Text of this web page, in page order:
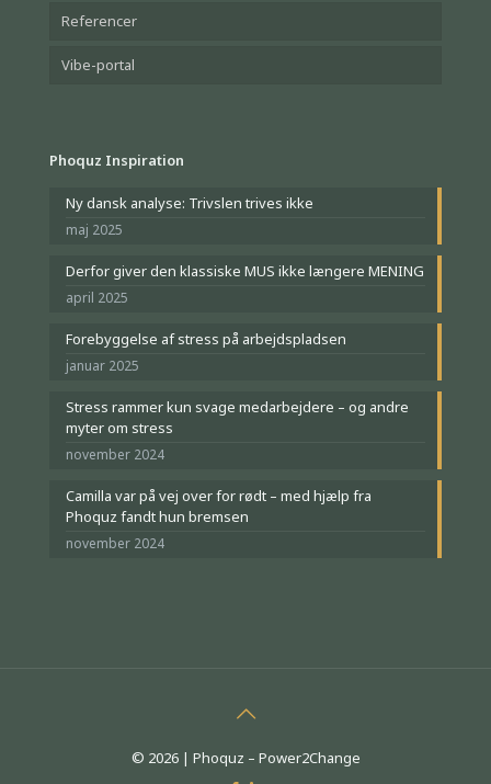
Referencer
Vibe-portal
Phoquz Inspiration
Ny dansk analyse: Trivslen trives ikke
maj 2025
Derfor giver den klassiske MUS ikke længere MENING
april 2025
Forebyggelse af stress på arbejdspladsen
januar 2025
Stress rammer kun svage medarbejdere – og andre
myter om stress
november 2024
Camilla var på vej over for rødt – med hjælp fra
Phoquz fandt hun bremsen
november 2024
© 2026 | Phoquz – Power2Change